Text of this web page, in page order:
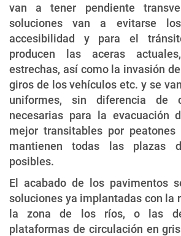
van a tener pendiente
soluciones van a evitarse
accesibilidad y para el
producen las aceras
estrechas, así como la invasión
giros de los vehículos etc. y se
uniformes, sin diferencia de
necesarias para la evacuación
mejor transitables por
mantienen todas las plazas
posibles.
El acabado de los pavimentos
soluciones ya implantadas con la
la zona de los ríos, o las
plataformas de circulación en